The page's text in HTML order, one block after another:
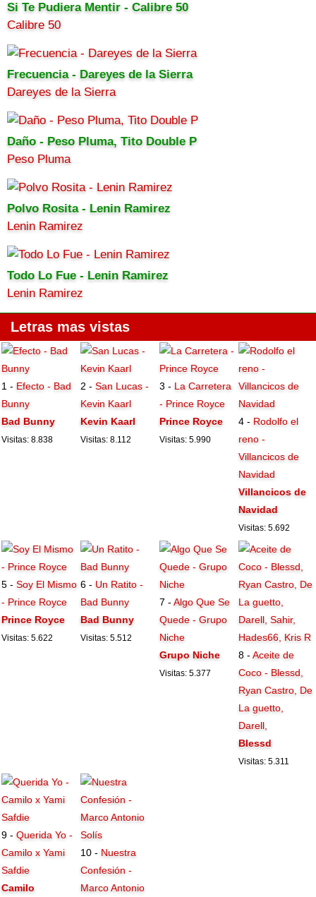
Si Te Pudiera Mentir - Calibre 50
Calibre 50
Frecuencia - Dareyes de la Sierra
Dareyes de la Sierra
Daño - Peso Pluma, Tito Double P
Peso Pluma
Polvo Rosita - Lenin Ramirez
Lenin Ramirez
Todo Lo Fue - Lenin Ramirez
Lenin Ramirez
Letras mas vistas
1 - Efecto - Bad
Bunny
Bad Bunny
Visitas: 8.838
2 -San Lucas -
Kevin Kaarl
Kevin Kaarl
Visitas: 8.112
3 - La Carretera
- Prince Royce
Prince Royce
Visitas: 5.990
4 - Rodolfo el
reno -
Villancicos de
Navidad
Villancicos de
Navidad
Visitas: 5.692
5 -Soy El Mismo
- Prince Royce
Prince Royce
Visitas: 5.622
6 - Un Ratito -
Bad Bunny
Bad Bunny
Visitas: 5.512
7 -Algo Que Se
Quede - Grupo
Niche
Grupo Niche
Visitas: 5.377
8 -Aceite de
Coco - Blessd,
Ryan Castro, De
La guetto,
Darell,
Blessd
Visitas: 5.311
9 -Querida Yo -
Camilo x Yami
Safdie
Camilo
10 - Nuestra
Confesión -
Marco Antonio